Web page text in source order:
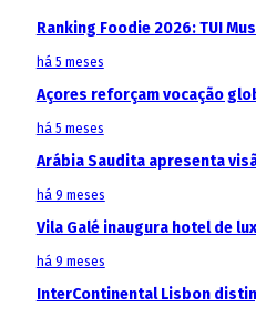
Ranking Foodie 2026: TUI
há 5 meses
Açores reforçam vocação
há 5 meses
Arábia Saudita apresenta
há 9 meses
Vila Galé inaugura hotel de
há 9 meses
InterContinental Lisbon